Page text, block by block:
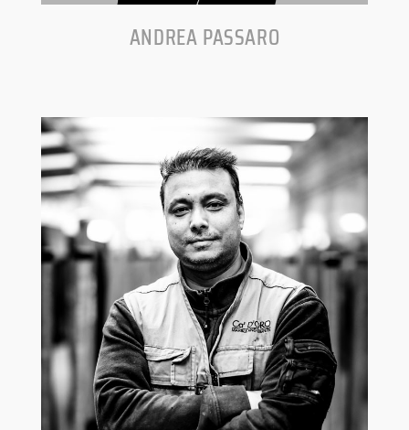
ANDREA PASSARO